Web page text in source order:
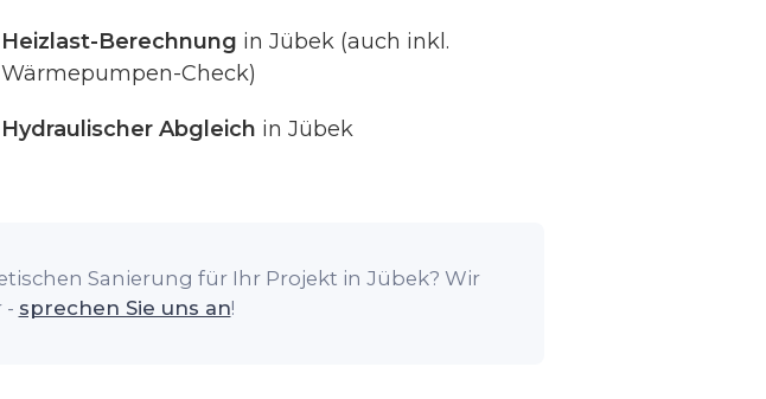
Heizlast-Berechnung in Jübek (auch inkl.
Wärmepumpen-Check)
Hydraulischer Abgleich in Jübek
Sanierung für Ihr Projekt in Jübek? Wir
- sprechen Sie uns an!